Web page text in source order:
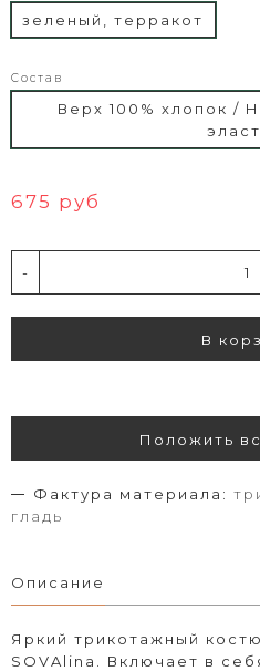
зеленый, терракот
Состав
Верх 100% хлопок /
675 руб
-
В
Положить
Фактура материала:
гладь
Описание
Яркий трикотажный
SOVAlina. Включает в